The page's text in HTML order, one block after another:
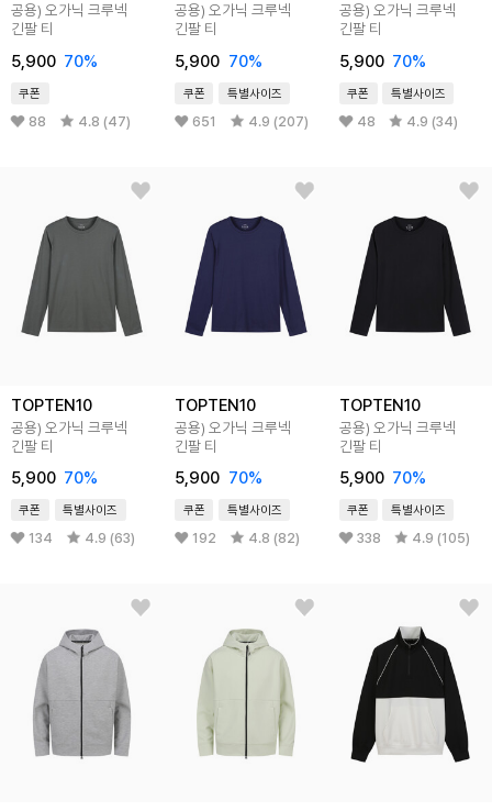
공용) 오가닉 크루넥
긴팔 티
5,900 70%
쿠폰
88 4.8 (47)
공용) 오가닉 크루넥
긴팔 티
5,900 70%
쿠폰 특별사이즈
651 4.9 (207)
공용) 오가닉 크루넥
긴팔 티
5,900 70%
쿠폰 특별사이즈
48 4.9 (34)
TOPTEN10
공용) 오가닉 크루넥
긴팔 티
5,900 70%
쿠폰 특별사이즈
134 4.9 (63)
TOPTEN10
공용) 오가닉 크루넥
긴팔 티
5,900 70%
쿠폰 특별사이즈
192 4.8 (82)
TOPTEN10
공용) 오가닉 크루넥
긴팔 티
5,900 70%
쿠폰 특별사이즈
338 4.9 (105)